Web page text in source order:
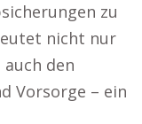
zu
nicht nur
den
Vorsorge – ein